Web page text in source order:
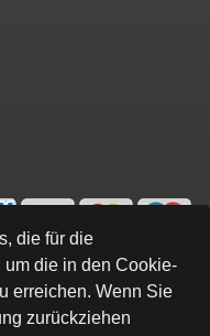
die für die
die in den Cookie-
erreichen. Wenn Sie
zurückziehen